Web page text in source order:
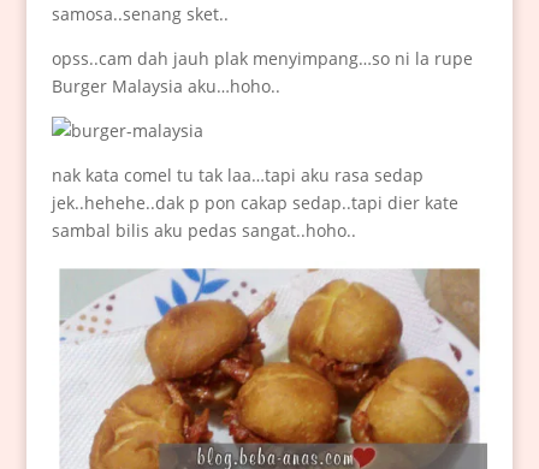
samosa..senang sket..
opss..cam dah jauh plak menyimpang…so ni la rupe
Burger Malaysia aku…hoho..
nak kata comel tu tak laa…tapi aku rasa sedap
jek..hehehe..dak p pon cakap sedap..tapi dier kate
sambal bilis aku pedas sangat..hoho..